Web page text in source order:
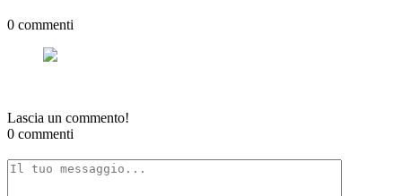
0 commenti
Lascia un commento!
0 commenti